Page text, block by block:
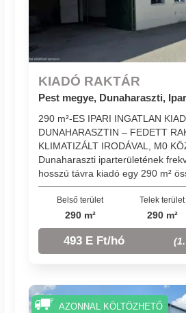
KIADÓ RAKTÁR
Pest megye, Dunaharaszti,
290 m²-ES IPARI INGATLAN
DUNAHARASZTIN – FEDETT
KLIMATIZÁLT IRODÁVAL, M0
Dunaharaszti iparterületének
hosszú távra kiadó egy 290 m²
Belső terület
290 m²
Telek terület
290 m²
493 E Ft/hó
AZONNAL KÖLTÖZHETŐ